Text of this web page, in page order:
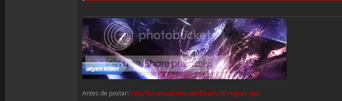
Antes de postar: http://forum.xpzone.net/forum/98-regras-xpz/